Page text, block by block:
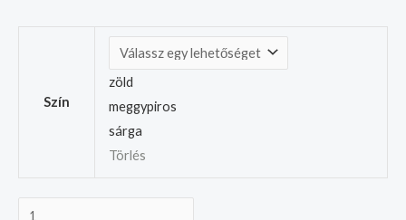
Szín
zöld
meggypiros
sárga
Törlés